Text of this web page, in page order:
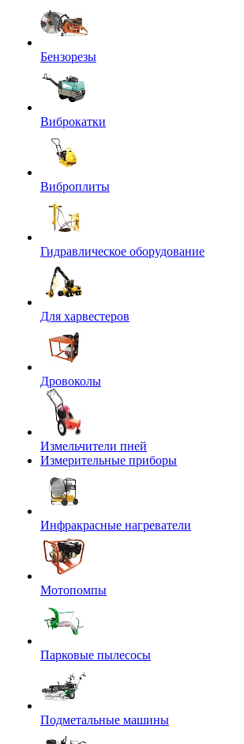
Бензорезы
Виброкатки
Виброплиты
Гидравлическое оборудование
Для харвестеров
Дровоколы
Измельчители пней
Измерительные приборы
Инфракрасные нагреватели
Мотопомпы
Парковые пылесосы
Подметальные машины